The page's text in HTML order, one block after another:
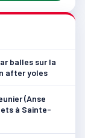
balles sur la
after yoles
(Anse
à Sainte-